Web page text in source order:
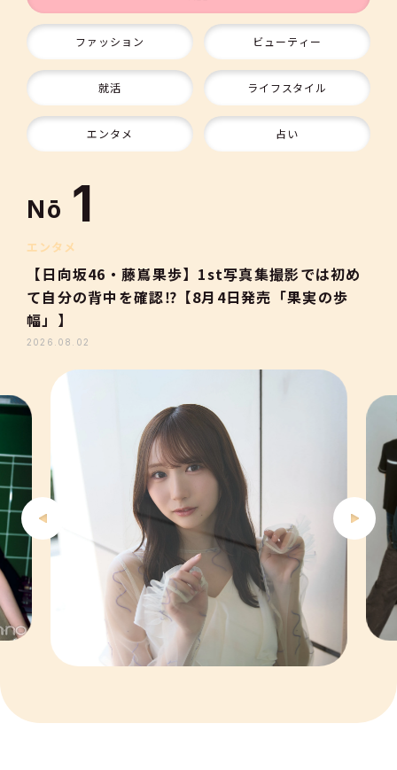
ファッション ビューティー
就活 ライフスタイル
エンタメ 占い
Nō
9
10
1
2
3
4
5
7
9
10
エンタメ
【日向坂46・藤嶌果歩】1st写真集撮影では初め
て自分の背中を確認⁉【8月4日発売「果実の歩
幅」】
2026.08.02